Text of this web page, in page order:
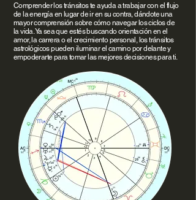
Comprender los tránsitos te ayuda a trabajar con el flujo
de la energía en lugar de ir en su contra, dándote una
mayor comprensión sobre cómo navegar los ciclos de
la vida. Ya sea que estés buscando orientación en el
amor, la carrera o el crecimiento personal, los tránsitos
astrológicos pueden iluminar el camino por delante y
empoderarte para tomar las mejores decisiones para ti.